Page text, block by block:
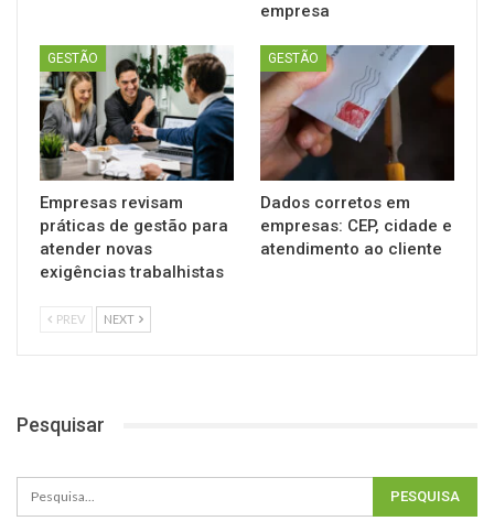
empresa
GESTÃO
Empresas revisam
práticas de gestão para
atender novas
exigências trabalhistas
GESTÃO
Dados corretos em
empresas: CEP, cidade e
atendimento ao cliente
PREV NEXT
Pesquisar